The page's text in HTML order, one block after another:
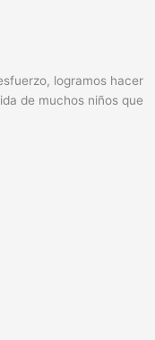
logramos hacer
de muchos niños que